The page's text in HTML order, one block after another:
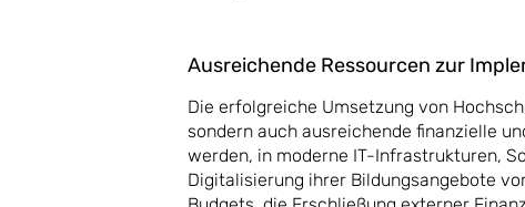
Ausreichende Ressourcen zur
Die erfolgreiche Umsetzung von
sondern auch ausreichende finanzielle
werden, in moderne IT-Infrastrukturen,
Digitalisierung ihrer Bildungsangebote